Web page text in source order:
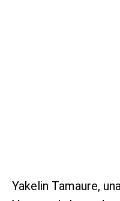
Yakelin Tamaure,